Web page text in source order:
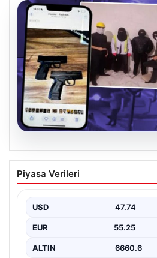
07.08.2026
Casperlar çetesine
Piyasa Verileri
USD 47.74
EUR 55.25
ALTIN 6660.6